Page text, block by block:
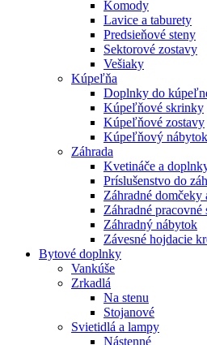
Komody
Lavice a taburety
Predsieňové steny
Sektorové zostavy
Vešiaky
Kúpeľňa
Doplnky do
Kúpeľňové skrinky
Kúpeľňové zostavy
Kúpeľňový nábytok
Záhrada
Kvetináče a
Príslušenstvo do
Záhradné domčeky
Záhradné pracovné
Záhradný nábytok
Závesné hojdacie
Bytové doplnky
Vankúše
Zrkadlá
Na stenu
Stojanové
Svietidlá a lampy
Nástenné